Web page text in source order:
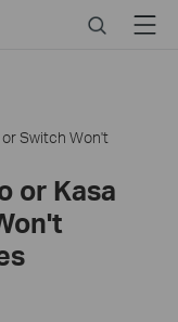
SearchMenu
or Switch Won't
or Kasa